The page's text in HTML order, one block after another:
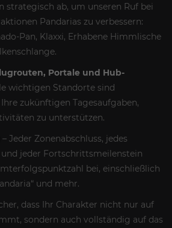
strategisch ab, um unseren Ruf bei
Pandarias zu verbessern:
Pan, Klaxxi, Erhabene Himmlische
Portale und Hub-
wichtigen Standorte sind
zukünftigen Tagesaufgaben,
zu unterstützen.
– Jeder Zonenabschluss, jedes
jeder Fortschrittsmeilenstein
bei, einschließlich
und mehr.
dass Ihr Charakter nicht nur auf
sondern auch vollständig auf das